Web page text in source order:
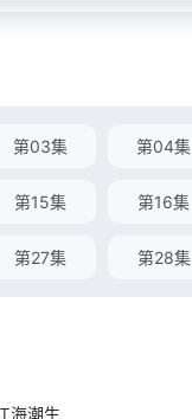
第03集 第04集
第15集 第16集
第27集 第28集